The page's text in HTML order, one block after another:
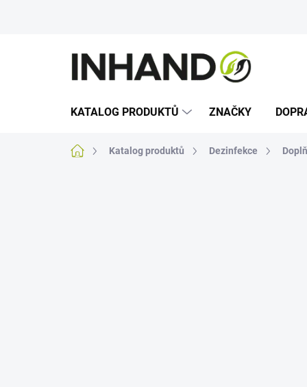
KATALOG PRODUKTŮ ZNAČKY
Domů Katalog produktů Dezinfekce